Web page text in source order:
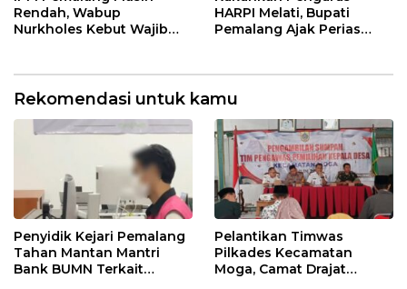
Rendah, Wabup
Nurkholes Kebut Wajib
HARPI Melati, Bupati
Pemalang Ajak Perias
Rekomendasi untuk kamu
Penyidik Kejari Pemalang
Tahan Mantan Mantri
Bank BUMN Terkait
Pelantikan Timwas
Pilkades Kecamatan
Moga, Camat Drajat